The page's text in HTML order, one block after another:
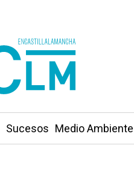
Sucesos Medio Ambiente